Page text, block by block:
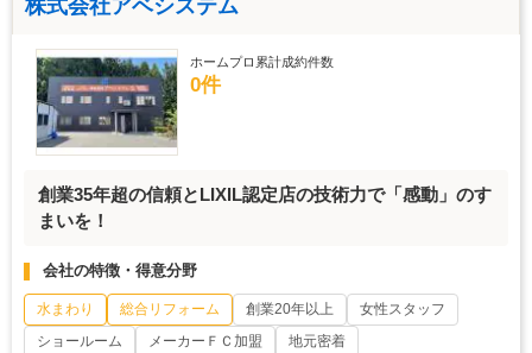
株式会社アベシステム
ホームプロ累計成約件数
0件
創業35年超の信頼とLIXIL認定店の技術力で「感動」のす
まいを！
会社の特徴・得意分野
水まわり 総合リフォーム 創業20年以上
女性スタッフ
ショールーム
メーカーＦＣ加盟 地元密着